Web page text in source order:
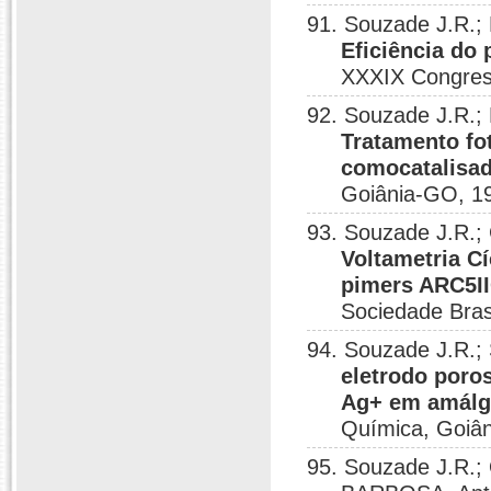
91. Souzade J.R.;
Eficiência do
XXXIX
92. Souzade J.R.;
Tratamento
Goiânia-GO,
93. Souzade J.R.;
Voltametria
pimers
Sociedade
94. Souzade
eletrodo
Ag+ em
Química,
95. Souzade